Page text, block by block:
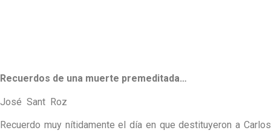
Recuerdos de una muerte premeditada…
José Sant Roz
Recuerdo muy nítidamente el día en que destituyeron a Carlos